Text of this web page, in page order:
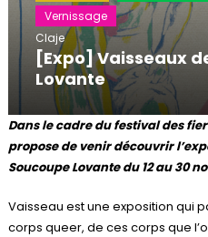
Vernissage
Claje
[Expo] Vaisseaux
Lovante
Dans le cadre du festival des
propose de venir découvrir
Soucoupe Lovante du 12 au 30
Vaisseau est une exposition qui
corps queer, de ces corps que